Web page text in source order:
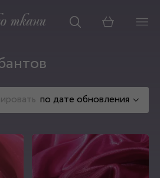
Корзина
по дате обновления